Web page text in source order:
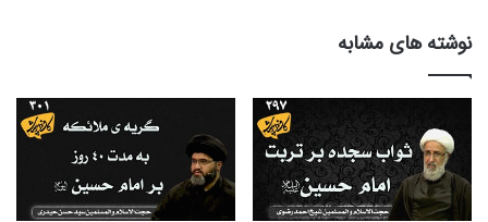
کافه
پرسش
300
نوشته های مشابه